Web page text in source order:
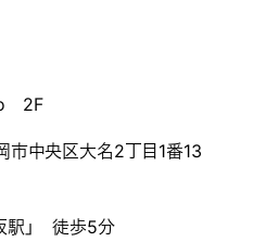
2F
市中央区大名2丁目1番13
駅」 徒歩5分